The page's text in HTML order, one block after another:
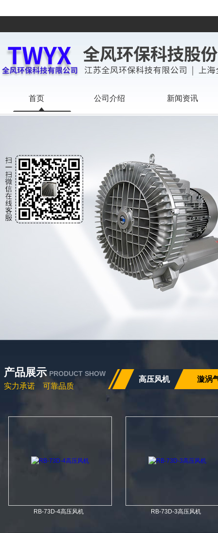
首页 公司介绍 新闻资讯
产品展示 PRODUCT SHOW
实力承诺 可靠品质
高压风机 漩涡
RB-73D-4高压风机 RB-73D-3高压风机